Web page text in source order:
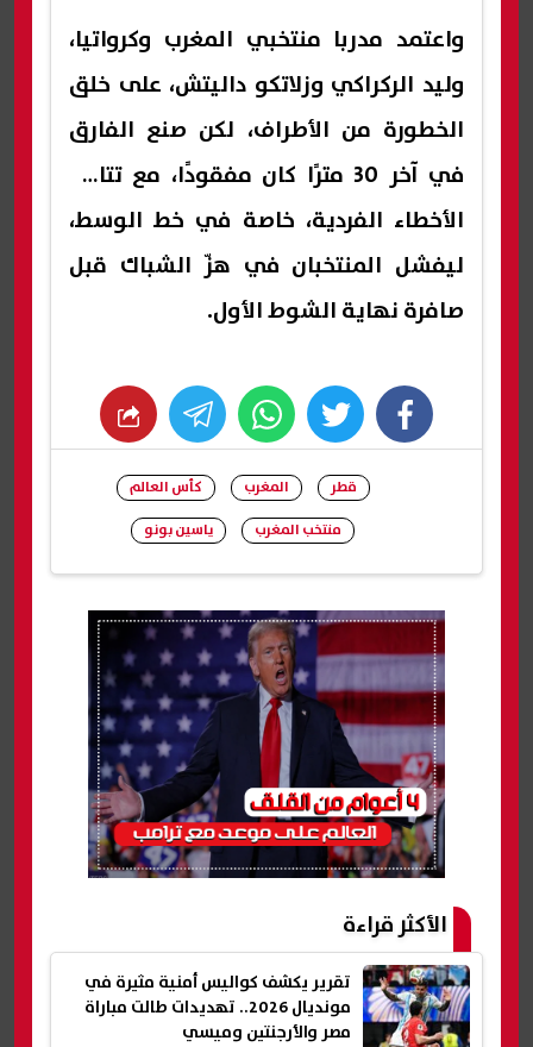
واعتمد مدربا منتخبي المغرب وكرواتيا،
وليد الركراكي وزلاتكو داليتش، على خلق
الخطورة من الأطراف، لكن صنع الفارق
في آخر 30 مترًا كان مفقودًا، مع تتالي
الأخطاء الفردية، خاصة في خط الوسط،
ليفشل المنتخبان في هزّ الشباك قبل
صافرة نهاية الشوط الأول.
facebook
twitter
whats
قطر المغرب
كأس العالم
منتخب المغرب
ياسين بونو
الأكثر قراءة
تقرير يكشف كواليس أمنية مثيرة في
مونديال 2026.. تهديدات طالت مباراة
مصر والأرجنتين وميسي